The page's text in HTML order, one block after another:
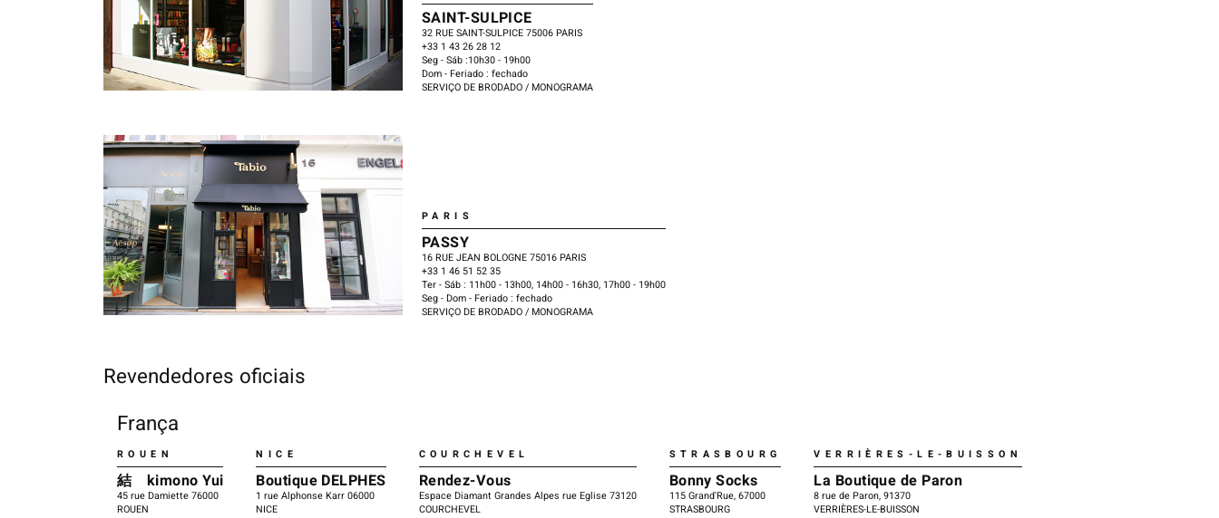
SAINT-SULPICE
32 RUE SAINT-SULPICE 75006 PARIS
​+33 1 43 26 28 12
Seg - Sáb :10h30 - 19h00
Dom - Feriado : fechado
SERVIÇO DE BRODADO / MONOGRAMA
PARIS
PASSY
16 RUE JEAN BOLOGNE 75016 PARIS
+33 1 46 51 52 35
Ter - Sáb : 11h00 - 13h00, 14h00 - 16h30, 17h00 - 19h00
Seg - Dom - Feriado : fechado
SERVIÇO DE BRODADO / MONOGRAMA
Revendedores oficiais
França
ROUEN
結 kimono Yui
45 rue Damiette 76000
ROUEN
NICE
Boutique DELPHES
1 rue Alphonse Karr 06000
NICE
COURCHEVEL
Rendez-Vous
Espace Diamant Grandes Alpes rue Eglise 73120
COURCHEVEL
STRASBOURG
Bonny Socks
115 Grand'Rue, 67000
STRASBOURG
VERRIÈRES-LE-BUISSON
La Boutique de Paron
8 rue de Paron, 91370
VERRIÈRES-LE-BUISSON